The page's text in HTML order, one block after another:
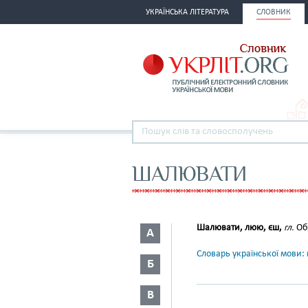
УКРАЇНСЬКА ЛІТЕРАТУРА СЛОВНИК
ШАЛЮВАТИ
А
Б
В
Шалювати, люю, єш, гл.
Словарь української